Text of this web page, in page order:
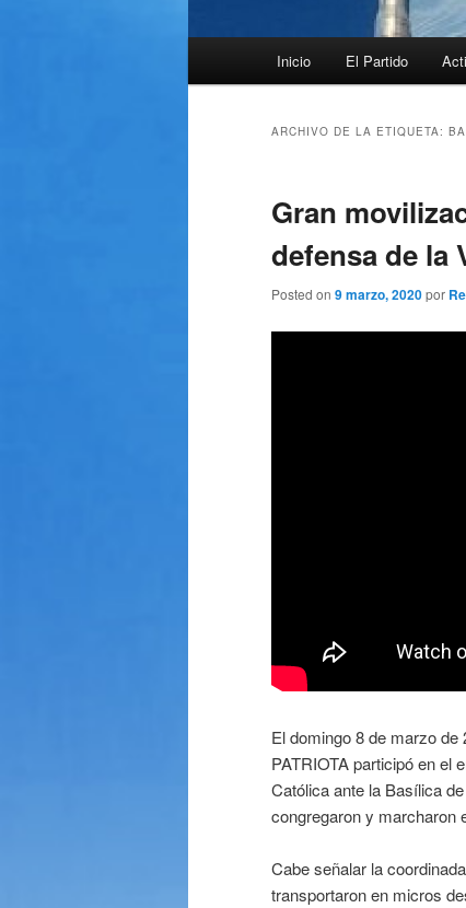
Inicio El Partido
ARCHIVO DE LA ETIQUETA:
Gran
defensa de la
Posted on 9 marzo, 2020por
El domingo 8 de marzo
PATRIOTA participó en el
Católica ante la Basílica
congregaron y marcharon
Cabe señalar la
transportaron en micros